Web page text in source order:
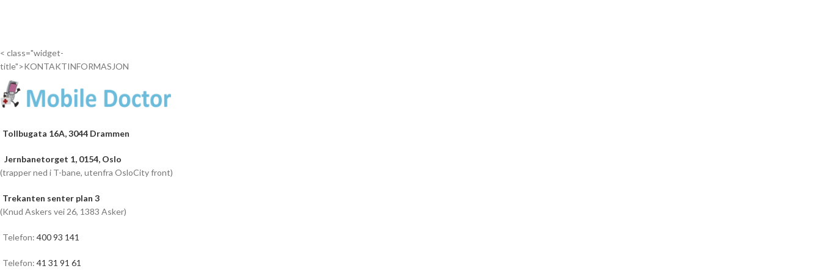
< class="widget-
title">KONTAKTINFORMASJON
Tollbugata 16A, 3044 Drammen
Jernbanetorget 1, 0154, Oslo
(trapper ned i T-bane, utenfra OsloCity front)
Trekanten senter plan 3
(Knud Askers vei 26, 1383 Asker)
Telefon: 400 93 141
Telefon: 41 31 91 61